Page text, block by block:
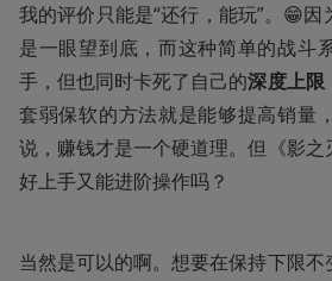
我的评价只能是“还行，能玩”。😁
是一眼望到底，而这种简单的战斗
手，但也同时卡死了自己的深度上限
套弱保软的方法就是能够提高销量
说，赚钱才是一个硬道理。但《影
好上手又能进阶操作吗？
当然是可以的啊。想要在保持下限